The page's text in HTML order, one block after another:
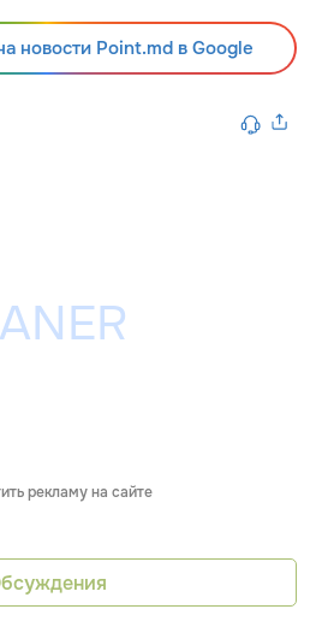
новости Point.md в Google
рекламу на сайте